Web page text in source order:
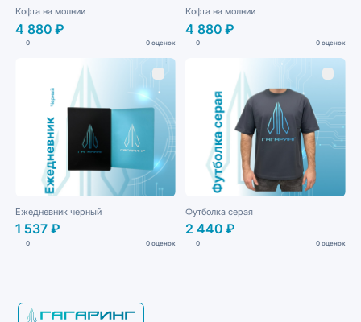
Кофта на молнии
4 880 ₽
0 0 оценок
Кофта на молнии
4 880 ₽
0 0 оценок
Ежедневник черный
1 537 ₽
0 0 оценок
Футболка серая
2 440 ₽
0 0 оценок